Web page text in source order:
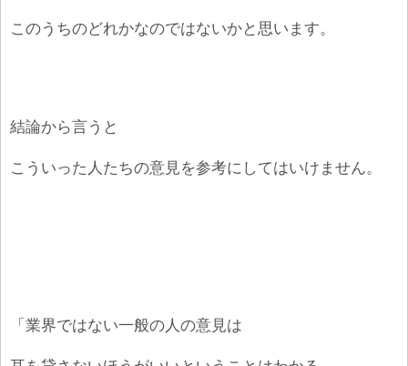
このうちのどれかなのではないかと思います。
結論から言うと
こういった人たちの意見を参考にしてはいけません。
「業界ではない一般の人の意見は